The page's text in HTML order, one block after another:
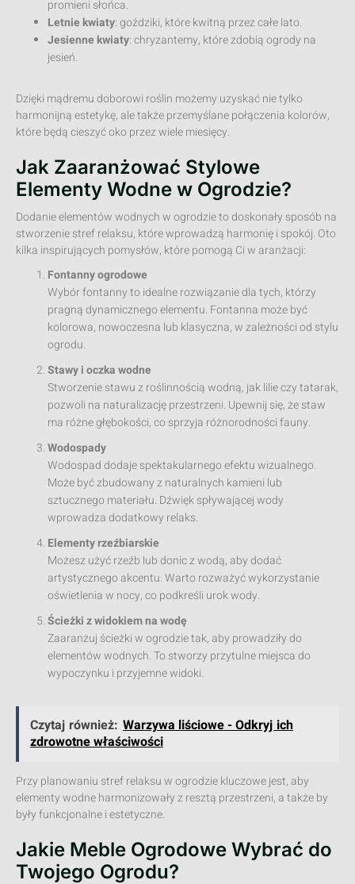
promieni słońca.
Letnie kwiaty: goździki, które kwitną przez całe lato.
Jesienne kwiaty: chryzantemy, które zdobią ogrody na
jesień.
Dzięki mądremu doborowi roślin możemy uzyskać nie tylko
harmonijną estetykę, ale także przemyślane połączenia kolorów,
które będą cieszyć oko przez wiele miesięcy.
Jak Zaaranżować Stylowe
Elementy Wodne w Ogrodzie?
Dodanie elementów wodnych w ogrodzie to doskonały sposób na
stworzenie stref relaksu, które wprowadzą harmonię i spokój. Oto
kilka inspirujących pomysłów, które pomogą Ci w aranżacji:
Fontanny ogrodowe
Wybór fontanny to idealne rozwiązanie dla tych, którzy
pragną dynamicznego elementu. Fontanna może być
kolorowa, nowoczesna lub klasyczna, w zależności od stylu
ogrodu.
Stawy i oczka wodne
Stworzenie stawu z roślinnością wodną, jak lilie czy tatarak,
pozwoli na naturalizację przestrzeni. Upewnij się, że staw
ma różne głębokości, co sprzyja różnorodności fauny.
Wodospady
Wodospad dodaje spektakularnego efektu wizualnego.
Może być zbudowany z naturalnych kamieni lub
sztucznego materiału. Dźwięk spływającej wody
wprowadza dodatkowy relaks.
Elementy rzeźbiarskie
Możesz użyć rzeźb lub donic z wodą, aby dodać
artystycznego akcentu. Warto rozważyć wykorzystanie
oświetlenia w nocy, co podkreśli urok wody.
Ścieżki z widokiem na wodę
Zaaranżuj ścieżki w ogrodzie tak, aby prowadziły do
elementów wodnych. To stworzy przytulne miejsca do
wypoczynku i przyjemne widoki.
Czytaj również: Warzywa liściowe - Odkryj ich
zdrowotne właściwości
Przy planowaniu stref relaksu w ogrodzie kluczowe jest, aby
elementy wodne harmonizowały z resztą przestrzeni, a także by
były funkcjonalne i estetyczne.
Jakie Meble Ogrodowe Wybrać do
Twojego Ogrodu?